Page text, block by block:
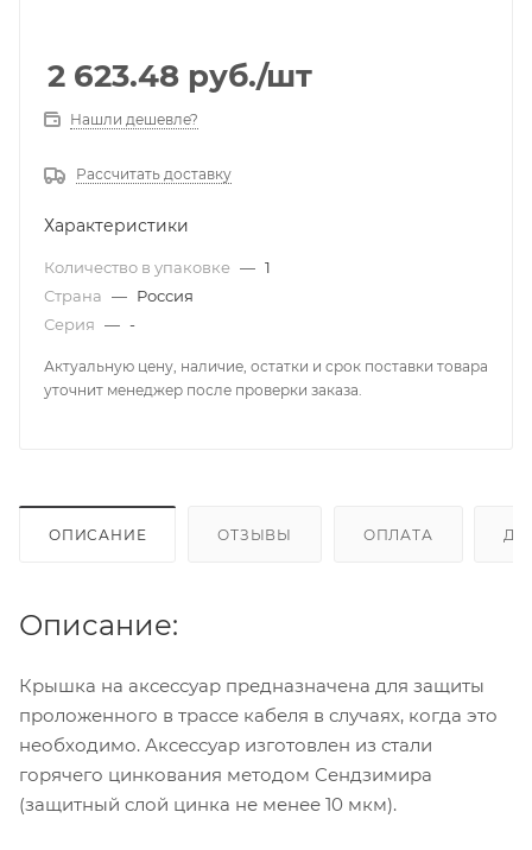
2 623.48 руб./шт
Нашли дешевле?
Рассчитать доставку
Характеристики
Количество в упаковке — 1
Страна — Россия
Серия — -
Актуальную цену, наличие, остатки и срок поставки товара
уточнит менеджер после проверки заказа.
ОПИСАНИЕ ОТЗЫВЫ ОПЛАТА
Описание:
Крышка на аксессуар предназначена для защиты
проложенного в трассе кабеля в случаях, когда это
необходимо. Аксессуар изготовлен из стали
горячего цинкования методом Сендзимира
(защитный слой цинка не менее 10 мкм).